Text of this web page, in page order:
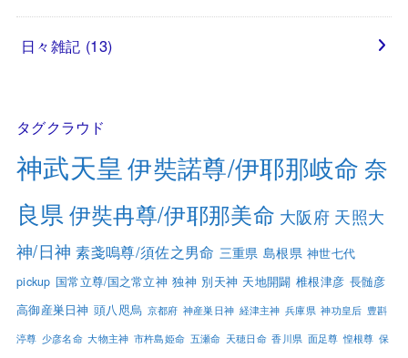
日々雑記 (13)
タグクラウド
神武天皇 伊奘諾尊/伊耶那岐命 奈
良県 伊奘冉尊/伊耶那美命 大阪府 天照大
神/日神 素戔嗚尊/須佐之男命 三重県 島根県 神世七代
pickup 国常立尊/国之常立神 独神 別天神 天地開闢 椎根津彦 長髄彦
高御産巣日神 頭八咫烏 京都府 神産巣日神 経津主神 兵庫県 神功皇后 豊斟
渟尊 少彦名命 大物主神 市杵島姫命 五瀬命 天穂日命 香川県 面足尊 惶根尊 保